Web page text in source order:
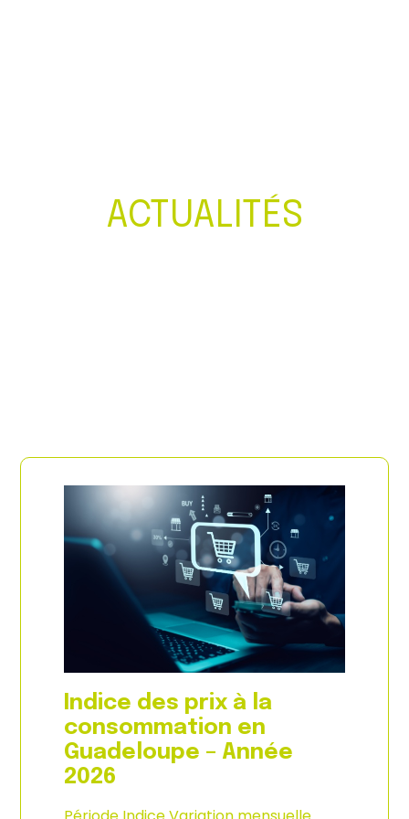
ACTUALITÉS
Indice des prix à la
consommation en
Guadeloupe – Année
2026